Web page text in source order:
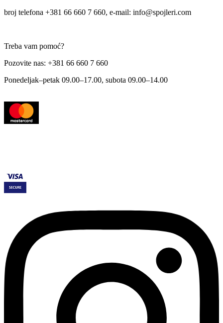
broj telefona +381 66 660 7 660, e-mail: info@spojleri.com
Treba vam pomoć?
Pozovite nas: +381 66 660 7 660
Ponedeljak–petak 09.00–17.00, subota 09.00–14.00